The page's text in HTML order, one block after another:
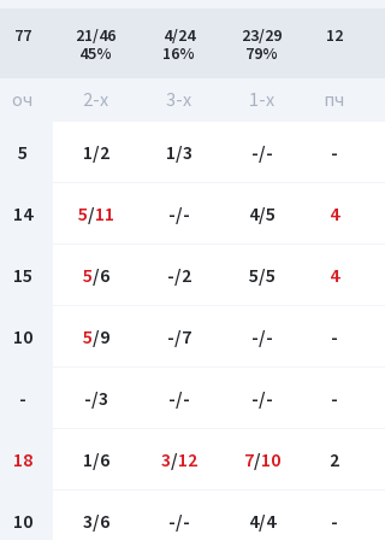
77
21/46
45%
4/24
16%
23/29
79%
12
оч 2-x 3-x 1-x пч
5 1/2 1/3 -/- -
14 5/11 -/- 4/5 4
15 5/6 -/2 5/5 4
10 5/9 -/7 -/- -
- -/3 -/- -/- -
18 1/6 3/12 7/10 2
10 3/6 -/- 4/4 -